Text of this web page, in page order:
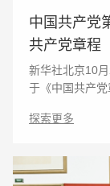
中国共产党
共产党章程
新华社北京10
于《中国共产党
次全国代表大会
探索更多